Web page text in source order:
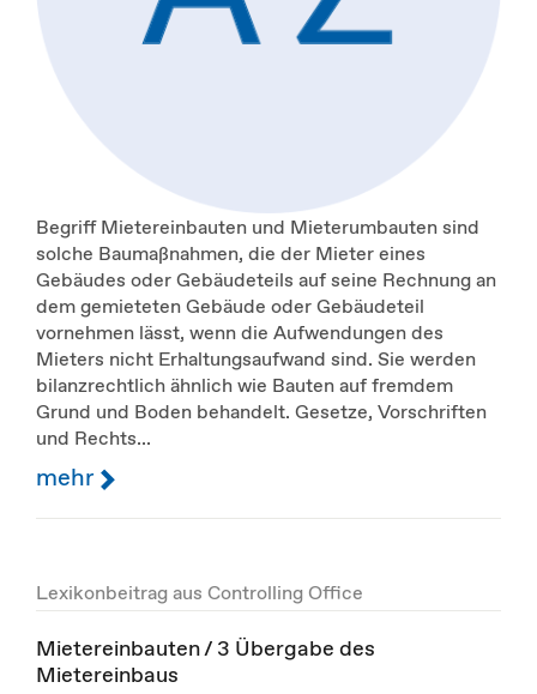
Begriff Mietereinbauten und Mieterumbauten sind
solche Baumaßnahmen, die der Mieter eines
Gebäudes oder Gebäudeteils auf seine Rechnung an
dem gemieteten Gebäude oder Gebäudeteil
vornehmen lässt, wenn die Aufwendungen des
Mieters nicht Erhaltungsaufwand sind. Sie werden
bilanzrechtlich ähnlich wie Bauten auf fremdem
Grund und Boden behandelt. Gesetze, Vorschriften
und Rechts...
mehr
Lexikonbeitrag aus Controlling Office
Mietereinbauten / 3 Übergabe des
Mietereinbaus